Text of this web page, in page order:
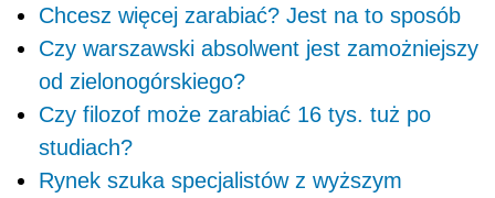
Chcesz więcej zarabiać? Jest na to sposób
Czy warszawski absolwent jest zamożniejszy
od zielonogórskiego?
Czy filozof może zarabiać 16 tys. tuż po
studiach?
Rynek szuka specjalistów z wyższym